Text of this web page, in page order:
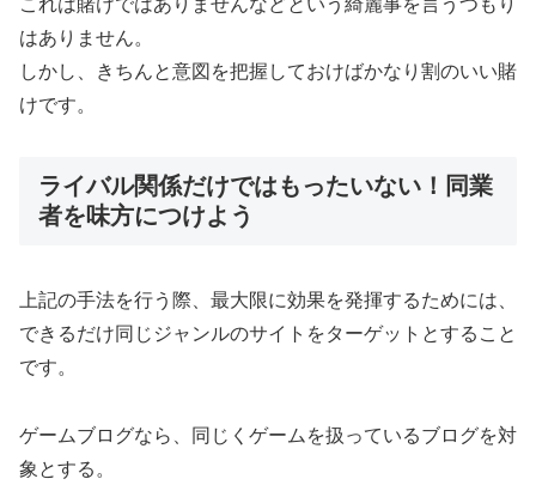
これは賭けではありませんなどという綺麗事を言うつもり
はありません。
しかし、きちんと意図を把握しておけばかなり割のいい賭
けです。
ライバル関係だけではもったいない！同業
者を味方につけよう
上記の手法を行う際、最大限に効果を発揮するためには、
できるだけ同じジャンルのサイトをターゲットとすること
です。
ゲームブログなら、同じくゲームを扱っているブログを対
象とする。